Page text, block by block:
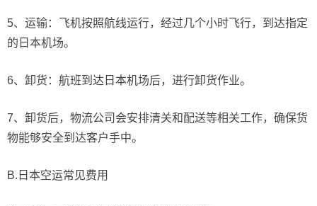
5、运输：飞机按照航线运行，经过几个小时飞行，到达指定
的日本机场。
6、卸货：航班到达日本机场后，进行卸货作业。
7、卸货后，物流公司会安排清关和配送等相关工作，确保货
物能够安全到达客户手中。
B.日本空运常见费用